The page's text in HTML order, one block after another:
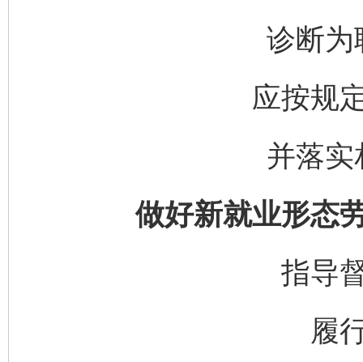
诊断为
应按规
并落
做好新就业形态
指导
履